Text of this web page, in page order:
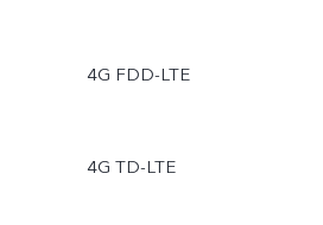
4G FDD-LTE
4G TD-LTE